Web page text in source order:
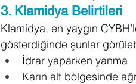
3. Klamidya Belirtileri
Klamidya, en yaygın
gösterdiğinde şunlar
İdrar yaparken yanma
Karın alt bölgesinde